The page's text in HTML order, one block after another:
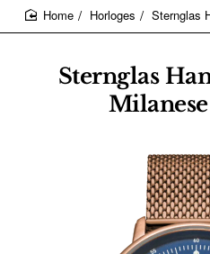
Sternglas
Horloges Sternglas